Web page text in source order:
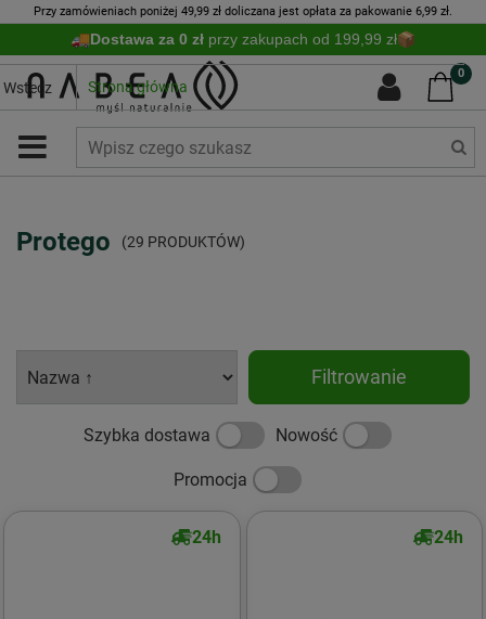
Przy zamówieniach poniżej 49,99 zł doliczana jest opłata za pakowanie 6,99 zł.
Dostawa za 0 zł przy zakupach od 199,99 zł
0
Wstecz Strona główna
Protego (29 PRODUKTÓW)
Filtrowanie
Szybka dostawa Nowość
Promocja
24h 24h